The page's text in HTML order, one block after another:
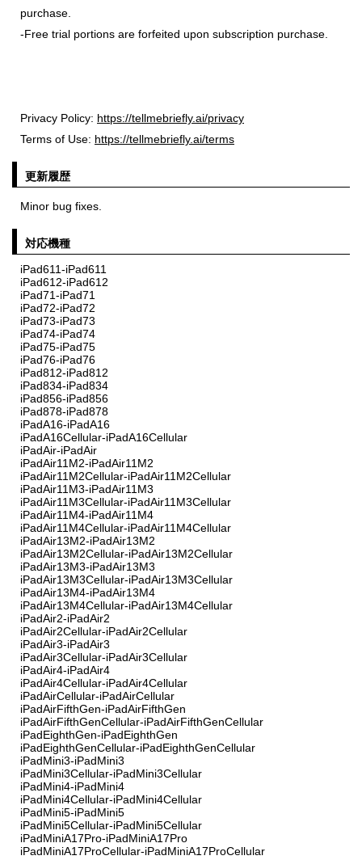
purchase.
-Free trial portions are forfeited upon subscription purchase.
Privacy Policy: https://tellmebriefly.ai/privacy
Terms of Use: https://tellmebriefly.ai/terms
更新履歴
Minor bug fixes.
対応機種
iPad611-iPad611
iPad612-iPad612
iPad71-iPad71
iPad72-iPad72
iPad73-iPad73
iPad74-iPad74
iPad75-iPad75
iPad76-iPad76
iPad812-iPad812
iPad834-iPad834
iPad856-iPad856
iPad878-iPad878
iPadA16-iPadA16
iPadA16Cellular-iPadA16Cellular
iPadAir-iPadAir
iPadAir11M2-iPadAir11M2
iPadAir11M2Cellular-iPadAir11M2Cellular
iPadAir11M3-iPadAir11M3
iPadAir11M3Cellular-iPadAir11M3Cellular
iPadAir11M4-iPadAir11M4
iPadAir11M4Cellular-iPadAir11M4Cellular
iPadAir13M2-iPadAir13M2
iPadAir13M2Cellular-iPadAir13M2Cellular
iPadAir13M3-iPadAir13M3
iPadAir13M3Cellular-iPadAir13M3Cellular
iPadAir13M4-iPadAir13M4
iPadAir13M4Cellular-iPadAir13M4Cellular
iPadAir2-iPadAir2
iPadAir2Cellular-iPadAir2Cellular
iPadAir3-iPadAir3
iPadAir3Cellular-iPadAir3Cellular
iPadAir4-iPadAir4
iPadAir4Cellular-iPadAir4Cellular
iPadAirCellular-iPadAirCellular
iPadAirFifthGen-iPadAirFifthGen
iPadAirFifthGenCellular-iPadAirFifthGenCellular
iPadEighthGen-iPadEighthGen
iPadEighthGenCellular-iPadEighthGenCellular
iPadMini3-iPadMini3
iPadMini3Cellular-iPadMini3Cellular
iPadMini4-iPadMini4
iPadMini4Cellular-iPadMini4Cellular
iPadMini5-iPadMini5
iPadMini5Cellular-iPadMini5Cellular
iPadMiniA17Pro-iPadMiniA17Pro
iPadMiniA17ProCellular-iPadMiniA17ProCellular